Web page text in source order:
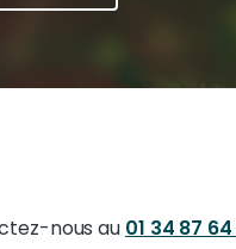
nous au 01 34 87